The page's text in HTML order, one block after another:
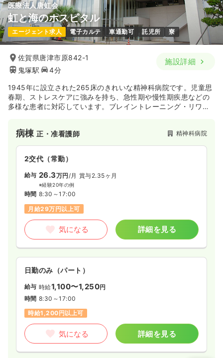
透析正・准看護師 一般病院
日勤のみ（常勤）
給与 19.0〜21.0万円
※一例
時間 8:30～17:30
日祝休み
月給21万円以上可
気になる 詳細を見る
医療法人唐虹会
虹と海のホスピタル
エージェント求人 電子カルテ 車通勤可 託児所 寮
佐賀県唐津市原842-1
鬼塚駅
4分
施設詳細
1945年に設立された265床のきれいな精神科病院です。児童思
春期、ストレスケアに強みを持ち、急性期や慢性期疾患などの
多様な患者に対応しています。ブレイントレーニング・リワー
親子ブレイントレーニングなどを行っています。うつ病リワー
ク研究会正会員施設として認定されています。訪問看護・デイ
ケア施設と連携を取りながら看護サービスを提供しています。
病棟正・准看護師 精神科病院
2交代（常勤）
給与 26.3万円/月 賞与2.35ヶ月
※経験20年の例
時間 8:30～17:00
月給29万円以上可
気になる 詳細を見る
日勤のみ（パート）
給与 時給1,100〜1,250円
時間 8:30～17:00
時給1,200円以上可
気になる 詳細を見る